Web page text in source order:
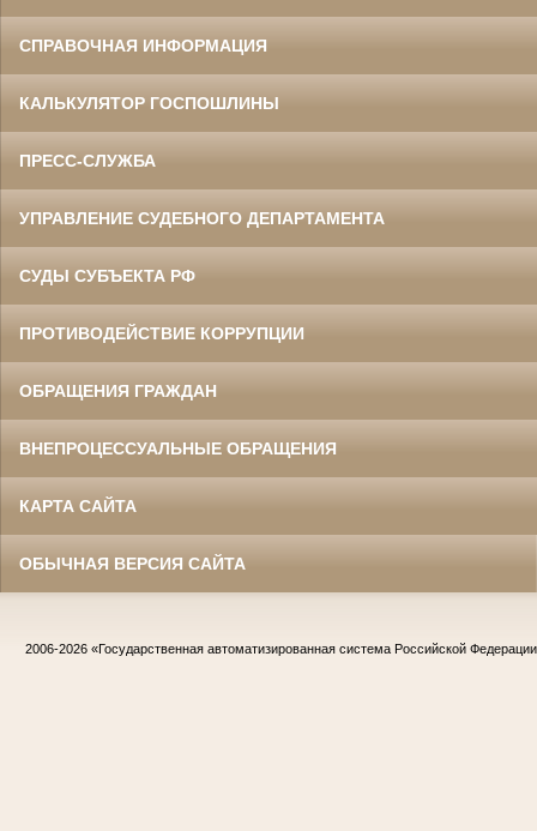
СПРАВОЧНАЯ ИНФОРМАЦИЯ
КАЛЬКУЛЯТОР ГОСПОШЛИНЫ
ПРЕСС-СЛУЖБА
УПРАВЛЕНИЕ СУДЕБНОГО ДЕПАРТАМЕНТА
СУДЫ СУБЪЕКТА РФ
ПРОТИВОДЕЙСТВИЕ КОРРУПЦИИ
ОБРАЩЕНИЯ ГРАЖДАН
ВНЕПРОЦЕССУАЛЬНЫЕ ОБРАЩЕНИЯ
КАРТА САЙТА
ОБЫЧНАЯ ВЕРСИЯ САЙТА
2006-2026 «Государственная автоматизированная система Российской